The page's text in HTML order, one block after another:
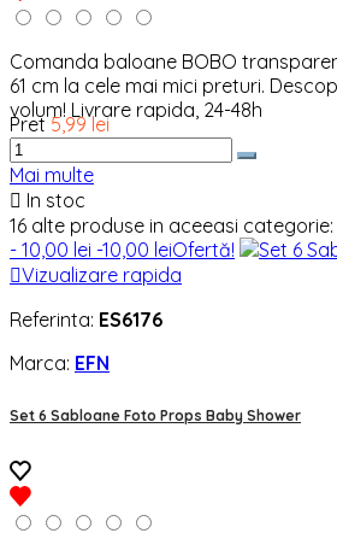
Comanda baloane BOBO
61 cm la cele mai mici preturi.
volum! Livrare rapida, 24-48h
Pret 5,99 lei
Mai multe
 In stoc
16 alte produse in aceeasi categorie:
- 10,00 lei -10,00 leiOfertă!
Vizualizare rapida
Referinta: ES6176
Marca: EFN
Set 6 Sabloane Foto Props Baby Shower